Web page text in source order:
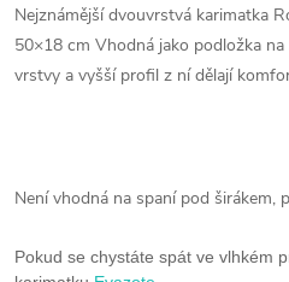
Nejznámější dvouvrstvá karimatka
50×18 cm Vhodná jako podložka
vrstvy a vyšší profil z ní dělají
Není vhodná na spaní pod širákem,
Pokud se chystáte spát ve vlhkém